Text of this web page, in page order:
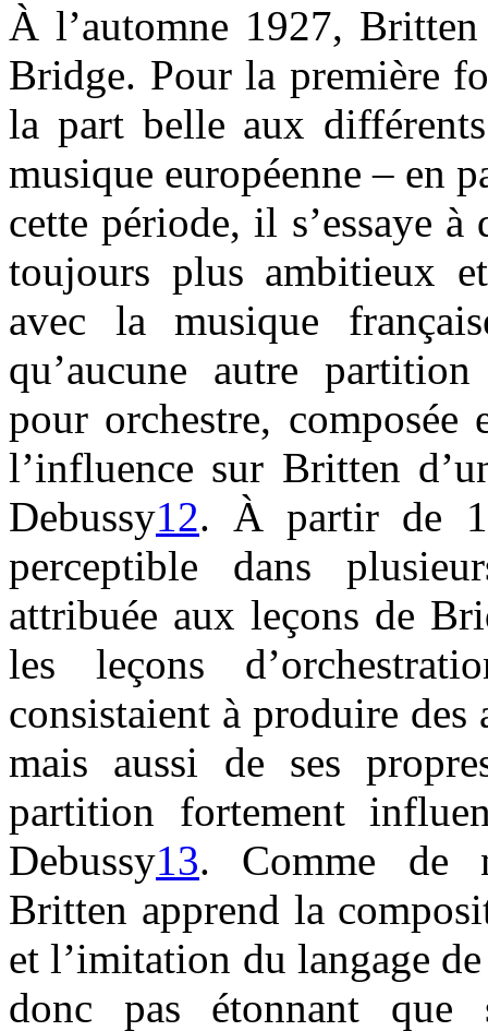
À l’automne 1927,
Bridge. Pour la première
la part belle aux
musique européenne – en
cette période, il s’essaye
toujours plus ambitieux
avec la musique
qu’aucune autre
pour orchestre,
l’influence sur Britten
Debussy12. À partir de
perceptible dans
attribuée aux leçons de
les leçons
consistaient à produire des
mais aussi de ses
partition fortement
Debussy13. Comme de
Britten apprend la
et l’imitation du langage
donc pas étonnant que